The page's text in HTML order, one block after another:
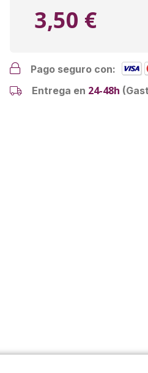
3,50 €
Pago seguro con:
Entrega en 24-48h